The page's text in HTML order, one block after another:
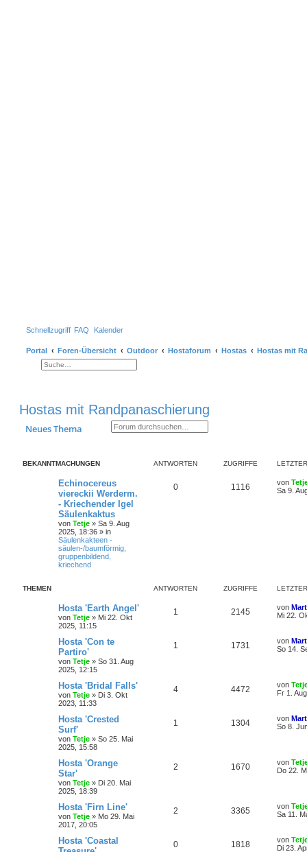
Schnellzugriff FAQ Kalender
Portal Foren-Übersicht Outdoor Hostaforum Hostas Hostas mit
Suche
Erweiterte Suche
Hostas mit Randpanaschierung
Neues Thema Suche
Erweiterte Suche
BEKANNTMACHUNGEN ANTWORTEN ZUGRIFFE
Echinocereus
viereckii Werderm.
- Kriechender Igel
Säulenkaktus
von Tetje » Sa 9. Aug
2025, 18:36 » in
Säulenkakteen -
säulen-/baumförmig,
gruppenbildend,
kriechend
0 1116 von
Sa 9.
THEMEN ANTWORTEN ZUGRIFFE
Hosta 'Earth Angel'
von Tetje » Mi 22. Okt
2025, 11:15
1 2145 von
Mi 22.
Hosta 'Con te
Partiro'
von Tetje » So 31. Aug
2025, 12:15
1 1731 von
So 14.
Hosta 'Bridal Falls'
von Tetje » Di 3. Okt
2023, 11:33
4 4472 von
Fr 1.
Hosta 'Crested
Surf'
von Tetje » So 25. Mai
2025, 15:58
1 1304 von
So 8.
Hosta 'Orange
Star'
von Tetje » Di 20. Mai
2025, 18:39
2 1670 von
Do 22.
Hosta 'Firn Line'
von Tetje » Mo 29. Mai
2017, 20:05
2 3365 von
Sa 11.
Hosta 'Coastal
0 1818 von
Di 23.